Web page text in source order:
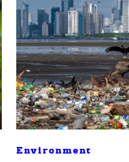
Environment